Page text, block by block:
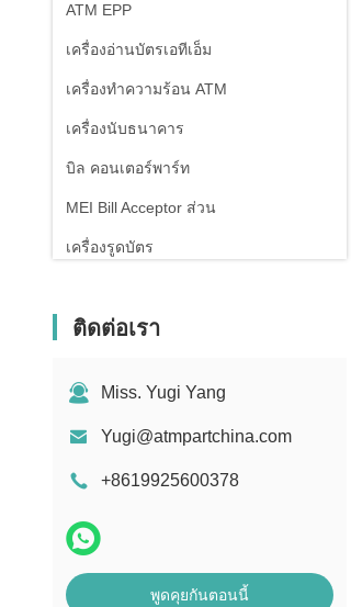
ATM EPP
เครื่องอ่านบัตรเอทีเอ็ม
เครื่องทำความร้อน ATM
เครื่องนับธนาคาร
บิล คอนเตอร์พาร์ท
MEI Bill Acceptor ส่วน
เครื่องรูดบัตร
ติดต่อเรา
Miss. Yugi Yang
Yugi@atmpartchina.com
+8619925600378
พูดคุยกันตอนนี้